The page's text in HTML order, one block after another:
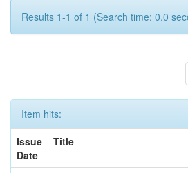
Results 1-1 of 1 (Search time: 0.0
Item hits:
Issue
Date
Title